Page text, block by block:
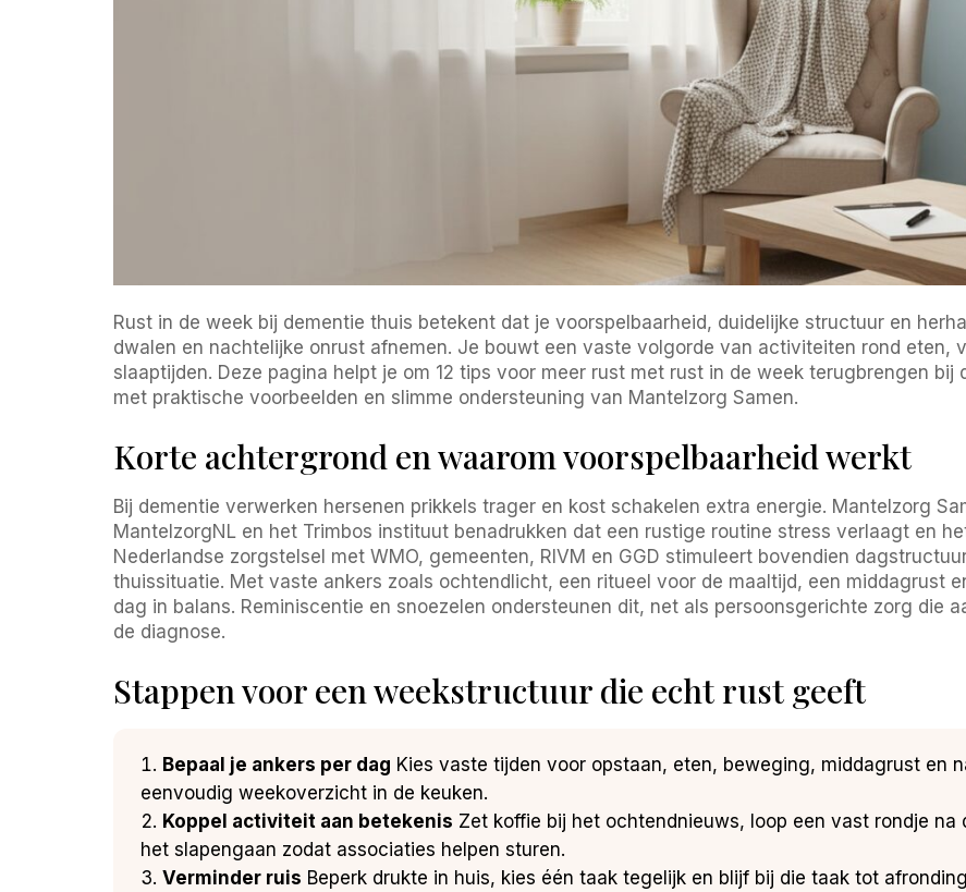
Rust in de week bij dementie thuis betekent dat je voorspelbaarheid, duidelijke structuur en
dwalen en nachtelijke onrust afnemen. Je bouwt een vaste volgorde van activiteiten rond eten,
slaaptijden. Deze pagina helpt je om 12 tips voor meer rust met rust in de week terugbrengen
met praktische voorbeelden en slimme ondersteuning van Mantelzorg Samen.
Korte achtergrond en waarom voorspelbaarheid werkt
Bij dementie verwerken hersenen prikkels trager en kost schakelen extra energie. Mantelzorg
MantelzorgNL en het Trimbos instituut benadrukken dat een rustige routine stress verlaagt en
Nederlandse zorgstelsel met WMO, gemeenten, RIVM en GGD stimuleert bovendien
thuissituatie. Met vaste ankers zoals ochtendlicht, een ritueel voor de maaltijd, een middagrust
dag in balans. Reminiscentie en snoezelen ondersteunen dit, net als persoonsgerichte zorg die
de diagnose.
Stappen voor een weekstructuur die echt rust geeft
Bepaal je ankers per dag Kies vaste tijden voor opstaan, eten, beweging, middagrust en
eenvoudig weekoverzicht in de keuken.
Koppel activiteit aan betekenis Zet koffie bij het ochtendnieuws, loop een vast rondje
het slapengaan zodat associaties helpen sturen.
Verminder ruis Beperk drukte in huis, kies één taak tegelijk en blijf bij die taak tot